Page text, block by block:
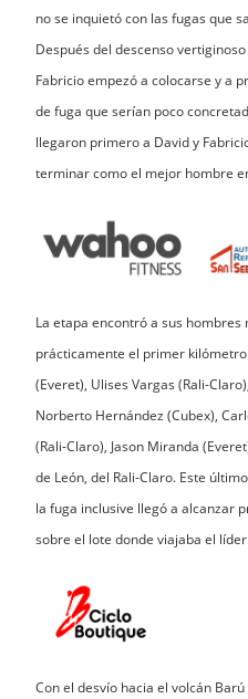
no se inquietó con las fugas que
Después del descenso
Fabricio empezó a colocarse y a
de fuga que serían poco
llegaron primero a David y
terminar como el mejor hombre
La etapa encontró a sus
prácticamente el primer
(Everet), Ulises Vargas (Rali-
Norberto Hernández (Cubex),
(Rali-Claro), Jason Miranda
de León, del Rali-Claro. Este
la fuga inclusive llegó a alcanzar
sobre el lote donde viajaba el
Con el desvío hacia el volcán